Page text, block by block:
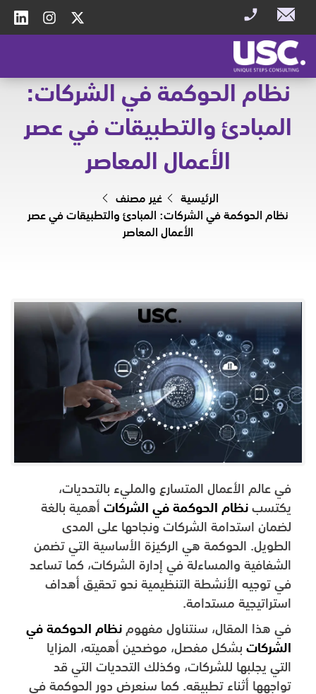
نظام الحوكمة في الشركات:
المبادئ والتطبيقات في عصر
الأعمال المعاصر
الرئيسية
غير مصنف
نظام الحوكمة في الشركات: المبادئ والتطبيقات في عصر
الأعمال المعاصر
في عالم الأعمال المتسارع والمليء بالتحديات،
يكتسب نظام الحوكمة في الشركات أهمية بالغة
لضمان استدامة الشركات ونجاحها على المدى
الطويل. الحوكمة هي الركيزة الأساسية التي تضمن
الشفافية والمساءلة في إدارة الشركات، كما تساعد
في توجيه الأنشطة التنظيمية نحو تحقيق أهداف
استراتيجية مستدامة.
في هذا المقال، سنتناول مفهوم نظام الحوكمة في
الشركات بشكل مفصل، موضحين أهميته، المزايا
التي يجلبها للشركات، وكذلك التحديات التي قد
تواجهها أثناء تطبيقه. كما سنعرض دور الحوكمة في